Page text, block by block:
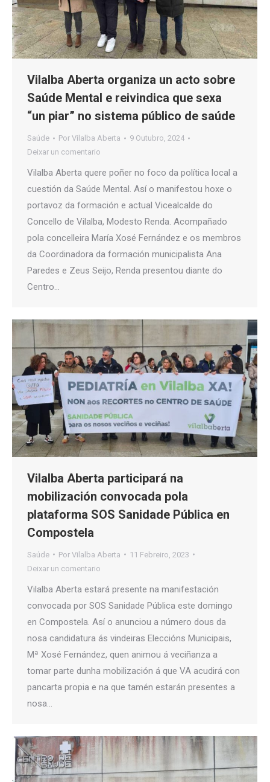
Vilalba Aberta organiza un acto sobre
Saúde Mental e reivindica que sexa
“un piar” no sistema público de saúde
Saúde Por Vilalba Aberta
9 Outubro, 2024
Deixar un comentario
Vilalba Aberta quere poñer no foco da política local a
cuestión da Saúde Mental. Así o manifestou hoxe o
portavoz da formación e actual Vicealcalde do
Concello de Vilalba, Modesto Renda. Acompañado
pola concelleira María Xosé Fernández e os membros
da Coordinadora da formación municipalista Ana
Paredes e Zeus Seijo, Renda presentou diante do
Centro…
Vilalba Aberta participará na
mobilización convocada pola
plataforma SOS Sanidade Pública en
Compostela
Saúde Por Vilalba Aberta
11 Febreiro, 2023
Deixar un comentario
Vilalba Aberta estará presente na manifestación
convocada por SOS Sanidade Pública este domingo
en Compostela. Así o anunciou a número dous da
nosa candidatura ás vindeiras Eleccións Municipais,
Mª Xosé Fernández, quen animou á veciñanza a
tomar parte dunha mobilización á que VA acudirá con
pancarta propia e na que tamén estarán presentes a
nosa…